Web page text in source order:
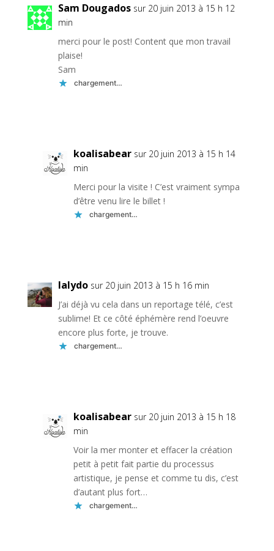
Sam Dougados sur 20 juin 2013 à 15 h 12
min
merci pour le post! Content que mon travail
plaise!
Sam
chargement…
koalisabear sur 20 juin 2013 à 15 h 14
min
Merci pour la visite ! C’est vraiment sympa
d’être venu lire le billet !
chargement…
lalydo sur 20 juin 2013 à 15 h 16 min
J’ai déjà vu cela dans un reportage télé, c’est
sublime! Et ce côté éphémère rend l’oeuvre
encore plus forte, je trouve.
chargement…
koalisabear sur 20 juin 2013 à 15 h 18
min
Voir la mer monter et effacer la création
petit à petit fait partie du processus
artistique, je pense et comme tu dis, c’est
d’autant plus fort…
chargement…